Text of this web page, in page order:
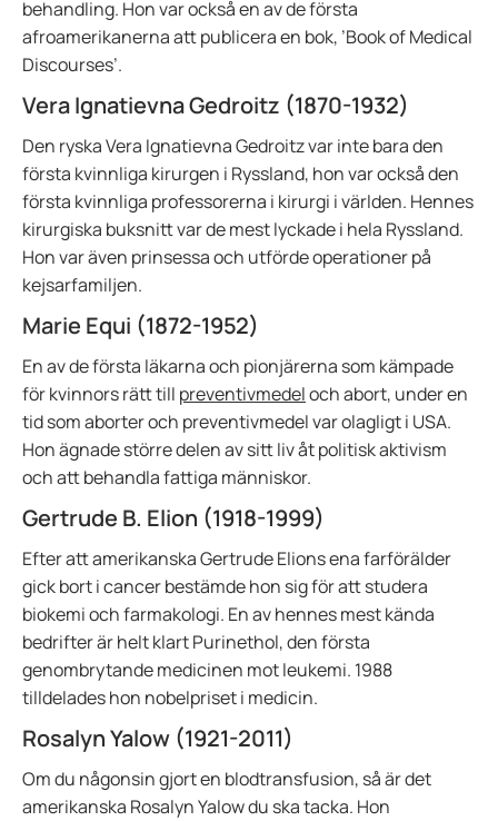
behandling. Hon var också en av de första
afroamerikanerna att publicera en bok, ’Book of Medical
Discourses’.
Vera Ignatievna Gedroitz (1870-1932)
Den ryska Vera Ignatievna Gedroitz var inte bara den
första kvinnliga kirurgen i Ryssland, hon var också den
första kvinnliga professorerna i kirurgi i världen. Hennes
kirurgiska buksnitt var de mest lyckade i hela Ryssland.
Hon var även prinsessa och utförde operationer på
kejsarfamiljen.
Marie Equi (1872-1952)
En av de första läkarna och pionjärerna som kämpade
för kvinnors rätt till preventivmedeloch abort, under en
tid som aborter och preventivmedel var olagligt i USA.
Hon ägnade större delen av sitt liv åt politisk aktivism
och att behandla fattiga människor.
Gertrude B. Elion (1918-1999)
Efter att amerikanska Gertrude Elions ena farförälder
gick bort i cancer bestämde hon sig för att studera
biokemi och farmakologi. En av hennes mest kända
bedrifter är helt klart Purinethol, den första
genombrytande medicinen mot leukemi. 1988
tilldelades hon nobelpriset i medicin.
Rosalyn Yalow (1921-2011)
Om du någonsin gjort en blodtransfusion, så är det
amerikanska Rosalyn Yalow du ska tacka. Hon